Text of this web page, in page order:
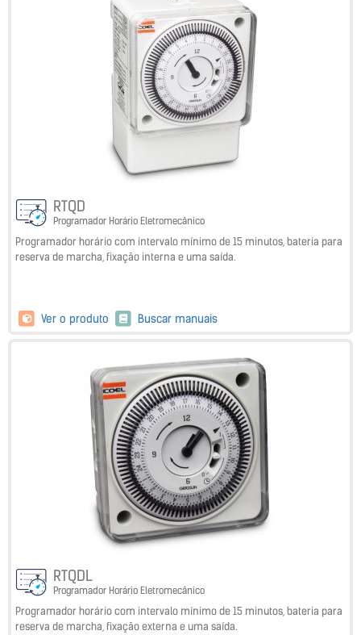
RTQD
Programador Horário Eletromecânico
Programador horário com intervalo mínimo de 15 minutos, bateria para
reserva de marcha, fixação interna e uma saída.
Ver o produto Buscar manuais
RTQDL
Programador Horário Eletromecânico
Programador horário com intervalo mínimo de 15 minutos, bateria para
reserva de marcha, fixação externa e uma saída.